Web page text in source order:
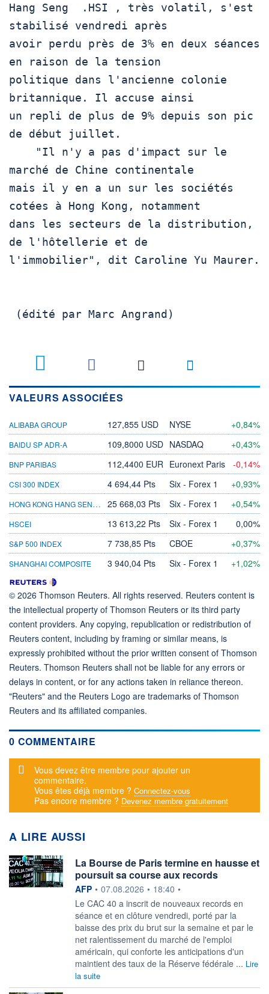
Hang Seng  .HSI , très volatil, s'est
stabilisé vendredi après
avoir perdu près de 3% en deux séances
en raison de la tension
politique dans l'ancienne colonie
britannique. Il accuse ainsi
un repli de plus de 9% depuis son pic
de début juillet.
marché de Chine continentale
mais il y en a un sur les sociétés
cotées à Hong Kong, notamment
dans les secteurs de la distribution,
de l'hôtellerie et de
l'immobilier", dit Caroline Yu Maurer.
VALEURS ASSOCIÉES
ALIBABA GROUP 127,855 USD NYSE +0,84%
BAIDU SP ADR-A 109,8000 USD NASDAQ +0,43%
BNP PARIBAS 112,4400 EUR Euronext Paris -0,14%
CSI 300 INDEX 4 694,44 Pts Six - Forex 1
+0,93%
HONG KONG HANG SENG INDIC 25 668,03 Pts Six - Forex 1 +0,54%
HSCEI 13 613,22 Pts Six - Forex 1 0,00%
S&P 500 INDEX 7 738,85 Pts CBOE +0,37%
SHANGHAI COMPOSITE 3 940,04 Pts Six - Forex 1 +1,02%
© 2026 Thomson Reuters. All rights reserved. Reuters content is
the intellectual property of Thomson Reuters or its third party
content providers. Any copying, republication or redistribution of
Reuters content, including by framing or similar means, is
expressly prohibited without the prior written consent of Thomson
Reuters. Thomson Reuters shall not be liable for any errors or
delays in content, or for any actions taken in reliance thereon.
"Reuters" and the Reuters Logo are trademarks of Thomson
Reuters and its affiliated companies.
0 COMMENTAIRE
Message d'alerte
Vous devez être membre pour ajouter un
commentaire.
Vous êtes déjà membre ? Connectez-vous
Pas encore membre ? Devenez membre gratuitement
A LIRE AUSSI
La Bourse de Paris termine en hausse et
poursuit sa course aux records
information fournie par
AFP • 07.08.2026 • 18:40 •
Le CAC 40 a inscrit de nouveaux records en
séance et en clôture vendredi, porté par la
baisse des prix du brut sur la semaine et par le
net ralentissement du marché de l'emploi
américain, qui conforte les anticipations d'un
maintient des taux de la Réserve fédérale ... Lire
la suite